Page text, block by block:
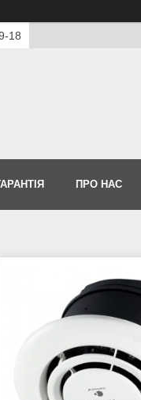
18
ПРО НАС